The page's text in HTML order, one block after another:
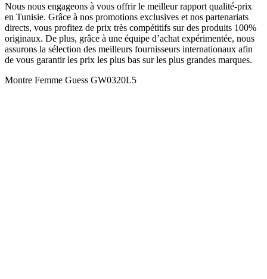
Nous nous engageons à vous offrir le meilleur rapport qualité-prix
en Tunisie. Grâce à nos promotions exclusives et nos partenariats
directs, vous profitez de prix très compétitifs sur des produits 100%
originaux. De plus, grâce à une équipe d’achat expérimentée, nous
assurons la sélection des meilleurs fournisseurs internationaux afin
de vous garantir les prix les plus bas sur les plus grandes marques.
Montre Femme Guess GW0320L5